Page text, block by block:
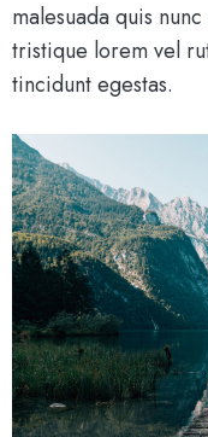
malesuada quis
tristique lorem vel
tincidunt egestas.